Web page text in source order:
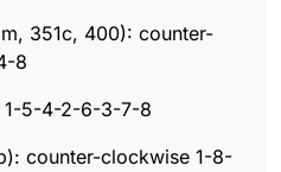
351c, 400): counter-
8
1-5-4-2-6-3-7-8
counter-clockwise 1-8-